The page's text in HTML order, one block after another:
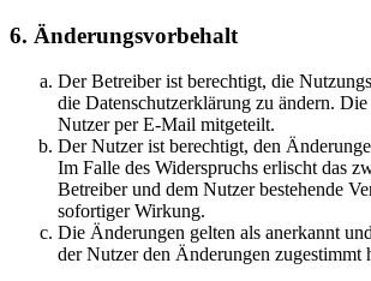
6. Änderungsvorbehalt
Der Betreiber ist berechtigt, die
die Datenschutzerklärung zu ändern.
Nutzer per E-Mail mitgeteilt.
Der Nutzer ist berechtigt, den
Im Falle des Widerspruchs erlischt das
Betreiber und dem Nutzer bestehende
sofortiger Wirkung.
Die Änderungen gelten als anerkannt
der Nutzer den Änderungen zugestimmt